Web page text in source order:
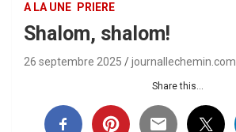
A LA UNE PRIERE
Shalom, shalom!
26 septembre 2025 journallechemin.com
Share this...